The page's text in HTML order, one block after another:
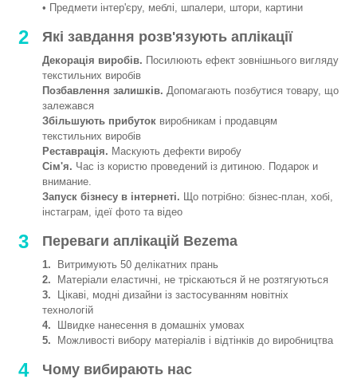
• Предмети інтер'єру, меблі, шпалери, штори, картини
2 Які завдання розв'язують аплікації
Декорація виробів. Посилюють ефект зовнішнього вигляду
текстильних виробів
Позбавлення залишків. Допомагають позбутися товару, що
залежався
Збільшують прибуток виробникам і продавцям
текстильних виробів
Реставрація. Маскують дефекти виробу
Сім'я. Час із користю проведений із дитиною. Подарок и
внимание.
Запуск бізнесу в інтернеті. Що потрібно: бізнес-план, хобі,
інстаграм, ідеї фото та відео
3 Переваги аплікацій Bezema
1. Витримують 50 делікатних прань
2. Матеріали еластичні, не тріскаються й не розтягуються
3. Цікаві, модні дизайни із застосуванням новітніх
технологій
4. Швидке нанесення в домашніх умовах
5. Можливості вибору матеріалів і відтінків до виробництва
4 Чому вибирають нас